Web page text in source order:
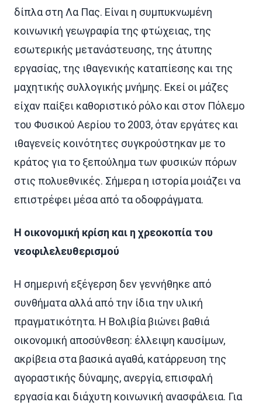
δίπλα στη Λα Πας. Είναι η συμπυκνωμένη
κοινωνική γεωγραφία της φτώχειας, της
εσωτερικής μετανάστευσης, της άτυπης
εργασίας, της ιθαγενικής καταπίεσης και της
μαχητικής συλλογικής μνήμης. Εκεί οι μάζες
είχαν παίξει καθοριστικό ρόλο και στον Πόλεμο
του Φυσικού Αερίου το 2003, όταν εργάτες και
ιθαγενείς κοινότητες συγκρούστηκαν με το
κράτος για το ξεπούλημα των φυσικών πόρων
στις πολυεθνικές. Σήμερα η ιστορία μοιάζει να
επιστρέφει μέσα από τα οδοφράγματα.
Η οικονομική κρίση και η χρεοκοπία του
νεοφιλελευθερισμού
Η σημερινή εξέγερση δεν γεννήθηκε από
συνθήματα αλλά από την ίδια την υλική
πραγματικότητα. Η Βολιβία βιώνει βαθιά
οικονομική αποσύνθεση: έλλειψη καυσίμων,
ακρίβεια στα βασικά αγαθά, κατάρρευση της
αγοραστικής δύναμης, ανεργία, επισφαλή
εργασία και διάχυτη κοινωνική ανασφάλεια. Για